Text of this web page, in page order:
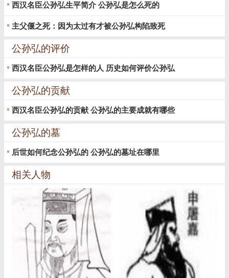
西汉名臣公孙弘生平简介 公孙弘是怎么死的
主父偃之死：因为太过有才被公孙弘构陷致死
公孙弘的评价
西汉名臣公孙弘是怎样的人 历史如何评价公孙弘
公孙弘的贡献
西汉名臣公孙弘的贡献 公孙弘的主要成就有哪些
公孙弘的墓
后世如何纪念公孙弘的 公孙弘的墓址在哪里
相关人物